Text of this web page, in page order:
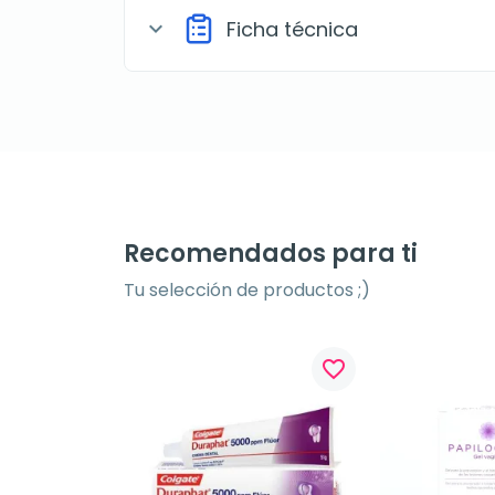
expand_more Ficha técnica
Recomendados para ti
Tu selección de productos ;)
favorite_border